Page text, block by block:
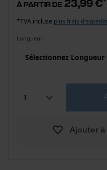
à partir de
*TVA incluse plus frais
Longueur
Sélectionnez Longueur
Ajouter à